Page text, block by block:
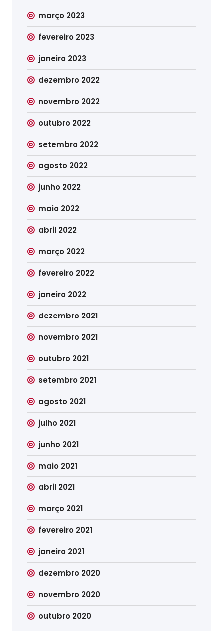
março 2023
fevereiro 2023
janeiro 2023
dezembro 2022
novembro 2022
outubro 2022
setembro 2022
agosto 2022
junho 2022
maio 2022
abril 2022
março 2022
fevereiro 2022
janeiro 2022
dezembro 2021
novembro 2021
outubro 2021
setembro 2021
agosto 2021
julho 2021
junho 2021
maio 2021
abril 2021
março 2021
fevereiro 2021
janeiro 2021
dezembro 2020
novembro 2020
outubro 2020